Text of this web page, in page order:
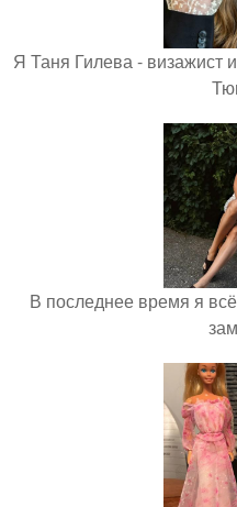
Я Таня Гилева - визажист
В последнее время я